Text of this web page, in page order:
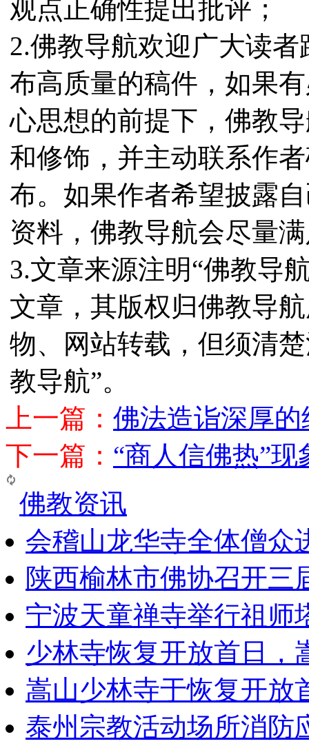
观点正确性提出批评；
2.佛教导航欢迎广大读
布高质量的稿件，如果
心思想的前提下，佛教
和修饰，并主动联系作
布。如果作者希望披露
资料，佛教导航会尽量
3.文章来源注明“佛教导
文章，其版权归佛教导
物、网站转载，但须清
教导航”。
上一篇： 佛法造诣深厚
下一篇： “商人信佛热”现
佛教资讯
会稽山龙华寺全体僧众
陕西榆林市佛协召开三
宁波天童禅寺举行祖师
少林寺恢复开放首日，
嵩山少林寺于恢复开放
泰州宗教活动场所消防